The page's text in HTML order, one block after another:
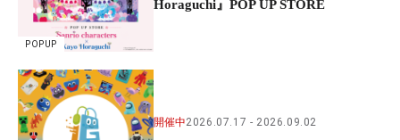
POPUP
Horaguchi』POP UP STORE
開催中2026.07.17 2026.09.02